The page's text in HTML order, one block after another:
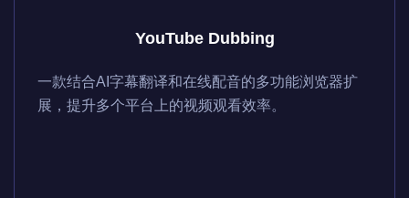
YouTube Dubbing
一款结合AI字幕翻译和在线配音的多功能浏览器扩
展，提升多个平台上的视频观看效率。